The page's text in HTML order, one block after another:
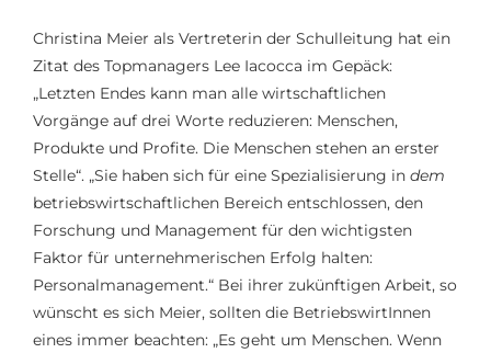
Christina Meier als Vertreterin der Schulleitung hat ein
Zitat des Topmanagers Lee Iacocca im Gepäck:
„Letzten Endes kann man alle wirtschaftlichen
Vorgänge auf drei Worte reduzieren: Menschen,
Produkte und Profite. Die Menschen stehen an erster
Stelle“. „Sie haben sich für eine Spezialisierung in dem
betriebswirtschaftlichen Bereich entschlossen, den
Forschung und Management für den wichtigsten
Faktor für unternehmerischen Erfolg halten:
Personalmanagement.“ Bei ihrer zukünftigen Arbeit, so
wünscht es sich Meier, sollten die BetriebswirtInnen
eines immer beachten: „Es geht um Menschen. Wenn